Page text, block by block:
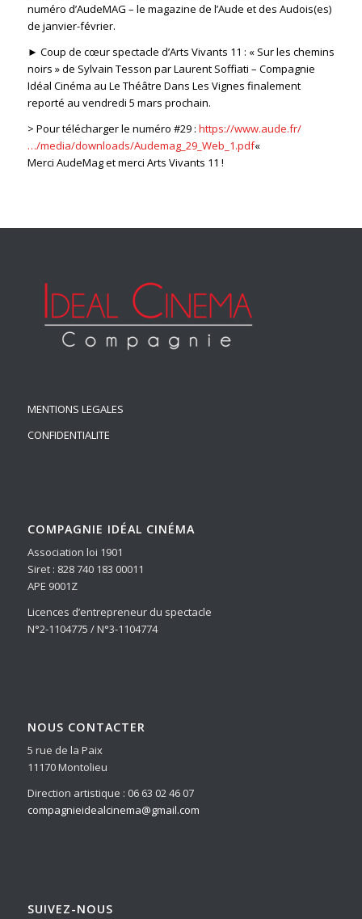
numéro d’AudeMAG – le magazine de l’Aude et des Audois(es)
de janvier-février.
► Coup de cœur spectacle d’Arts Vivants 11 : « Sur les chemins
noirs » de Sylvain Tesson par Laurent Soffiati – Compagnie
Idéal Cinéma au Le Théâtre Dans Les Vignes finalement
reporté au vendredi 5 mars prochain.
> Pour télécharger le numéro #29 : https://www.aude.fr/
…/media/downloads/Audemag_29_Web_1.pdf«
Merci AudeMag et merci Arts Vivants 11 !
MENTIONS LEGALES
CONFIDENTIALITE
COMPAGNIE IDÉAL CINÉMA
Association loi 1901
Siret : 828 740 183 00011
APE 9001Z
Licences d’entrepreneur du spectacle
N°2-1104775 / N°3-1104774
NOUS CONTACTER
5 rue de la Paix
11170 Montolieu
Direction artistique : 06 63 02 46 07
compagnieidealcinema@gmail.com
SUIVEZ-NOUS